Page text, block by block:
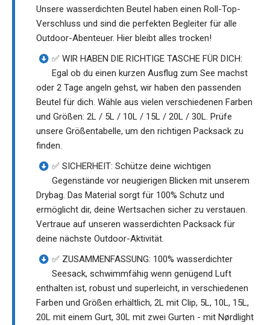
Unsere wasserdichten Beutel haben einen Roll-Top-
Verschluss und sind die perfekten Begleiter für alle
Outdoor-Abenteuer. Hier bleibt alles trocken!
✅ WIR HABEN DIE RICHTIGE TASCHE FÜR DICH:
Egal ob du einen kurzen Ausflug zum See machst
oder 2 Tage angeln gehst, wir haben den passenden
Beutel für dich. Wähle aus vielen verschiedenen Farben
und Größen: 2L / 5L / 10L / 15L / 20L / 30L. Prüfe
unsere Größentabelle, um den richtigen Packsack zu
finden.
✅ SICHERHEIT: Schütze deine wichtigen
Gegenstände vor neugierigen Blicken mit unserem
Drybag. Das Material sorgt für 100% Schutz und
ermöglicht dir, deine Wertsachen sicher zu verstauen.
Vertraue auf unseren wasserdichten Packsack für
deine nächste Outdoor-Aktivität.
✅ ZUSAMMENFASSUNG: 100% wasserdichter
Seesack, schwimmfähig wenn genügend Luft
enthalten ist, robust und superleicht, in verschiedenen
Farben und Größen erhältlich, 2L mit Clip, 5L, 10L, 15L,
20L mit einem Gurt, 30L mit zwei Gurten - mit Nørdlight